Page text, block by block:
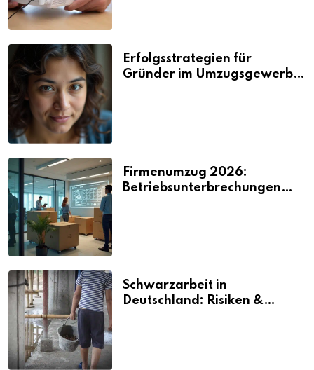
Erfolgsstrategien für
Gründer im Umzugsgewerbe
Firmenumzug 2026:
Betriebsunterbrechungen
Schwarzarbeit in
Deutschland: Risiken &